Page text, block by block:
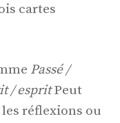
cartes
Passé /
/ espritPeut
réflexions ou